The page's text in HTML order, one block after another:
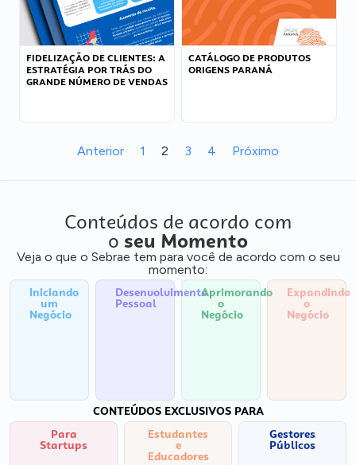
FIDELIZAÇÃO DE CLIENTES: A
ESTRATÉGIA POR TRÁS DO
GRANDE NÚMERO DE VENDAS
CATÁLOGO DE PRODUTOS
ORIGENS PARANÁ
Anterior 1 2 3 4 Próximo
Conteúdos de acordo com
o seu Momento
Veja o que o Sebrae tem para você de acordo com o seu
momento:
Iniciando
um
Negócio
Desenvolvimento
Pessoal
Aprimorando
o
Negócio
Expandindo
o
Negócio
CONTEÚDOS EXCLUSIVOS PARA
Para
Startups
Estudantes
e
Educadores
Gestores
Públicos